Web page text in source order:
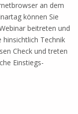
an dem
können Sie
beitreten und
Technik
Check und treten
Einstiegs-